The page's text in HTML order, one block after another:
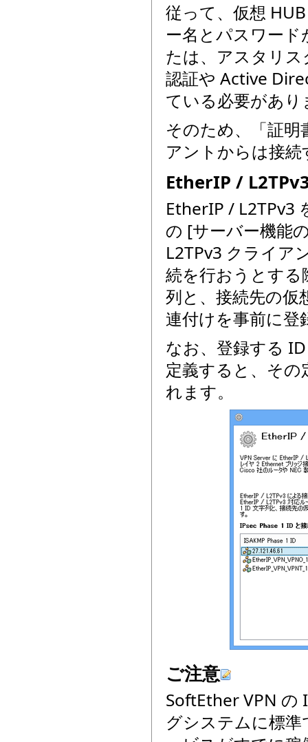
従って、仮想
ー名とパスワー
たは、アスタリ
認証や Active
ている必要があり
そのため、「証明
アントからは接
EtherIP /
EtherIP / L2TPv3
の [サーバー機能
L2TPv3 クライア
続を行おうとする
列と、接続先の仮
連付けを事前に
なお、登録する
定義すると、そ
れます。
ご注意
SoftEther VPN の
グシステムに標